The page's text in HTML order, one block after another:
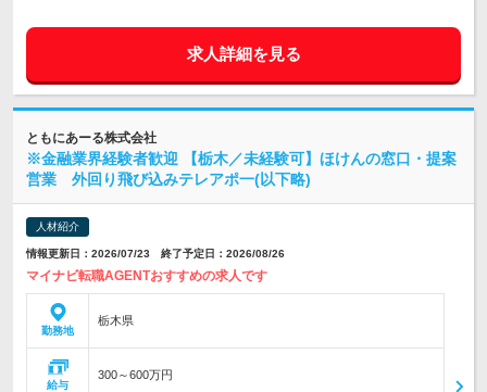
求人詳細を見る
ともにあーる株式会社
※金融業界経験者歓迎 【栃木／未経験可】ほけんの窓口・提案
営業 外回り飛び込みテレアポ一(以下略)
人材紹介
情報更新日：2026/07/23 終了予定日：2026/08/26
マイナビ転職AGENTおすすめの求人です
勤務地
栃木県
給与
300～600万円